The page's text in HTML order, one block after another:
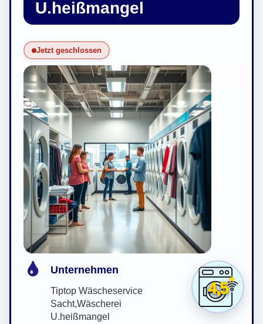
U.heißmangel
Jetzt geschlossen
4,5
Unternehmen
Tiptop Wäscheservice
Sacht,Wäscherei
U.heißmangel